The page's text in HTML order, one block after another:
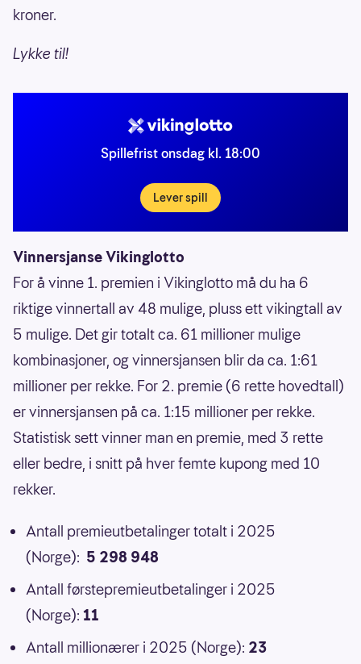
kroner.
Lykke til!
Spillefrist onsdag kl. 18:00
Lever spill
Vinnersjanse Vikinglotto
For å vinne 1. premien i Vikinglotto må du ha 6
riktige vinnertall av 48 mulige, pluss ett vikingtall av
5 mulige. Det gir totalt ca. 61 millioner mulige
kombinasjoner, og vinnersjansen blir da ca. 1:61
millioner per rekke. For 2. premie (6 rette hovedtall)
er vinnersjansen på ca. 1:15 millioner per rekke.
Statistisk sett vinner man en premie, med 3 rette
eller bedre, i snitt på hver femte kupong med 10
rekker.
Antall premieutbetalinger totalt i 2025
(Norge): 5 298 948
Antall førstepremieutbetalinger i 2025
(Norge): 11
Antall millionærer i 2025 (Norge): 23